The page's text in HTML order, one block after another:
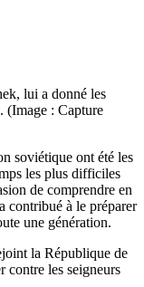
lui a donné les
(Image : Capture
soviétique ont été les
les plus difficiles
de comprendre en
contribué à le préparer
une génération.
la République de
contre les seigneurs